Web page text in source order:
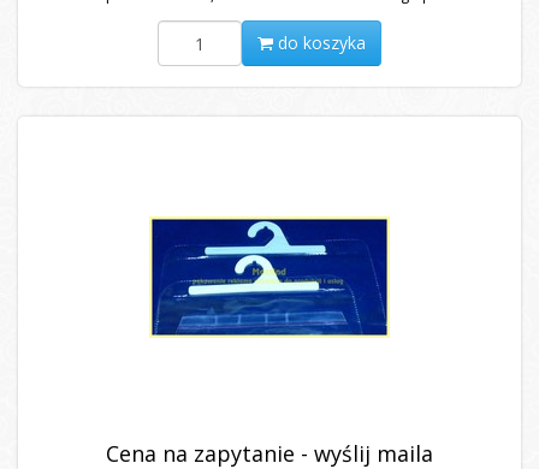
do koszyka
Cena na zapytanie - wyślij maila